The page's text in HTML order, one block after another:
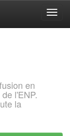
en
l'ENP.
la